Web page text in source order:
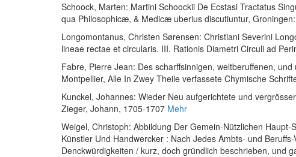
Schoock, Marten: Martini Schoockii De Ecstasi Tractatus
qua Philosophicæ, & Medicæ uberius discutiuntur,
Longomontanus, Christen Sørensen: Christiani Severini
lineae rectae et circularis. III. Rationis Diametri Circuli ad
Fabre, Pierre Jean: Des scharffsinnigen, weltberuffenen,
Montpellier, Alle In Zwey Theile verfassete Chymische
Kunckel, Johannes: Wieder Neu aufgerichtete und
Zieger, Johann, 1705-1707 Mehr
Weigel, Christoph: Abbildung Der Gemein-Nützlichen
Künstler Und Handwercker : Nach Jedes Ambts- und
Denckwürdigkeiten / kurz, doch gründlich beschrieben, und